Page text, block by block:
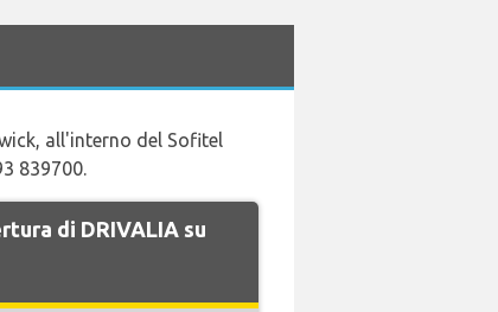
all'interno del Sofitel
839700.
di DRIVALIA su